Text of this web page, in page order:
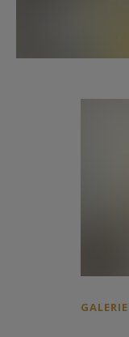
chambre, une
Accessible
la maison.